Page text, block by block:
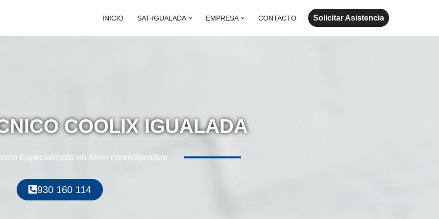
INICIO SAT-IGUALADA EMPRESA CONTACTO Solicitar Asistencia
COOLIX IGUALADA
Especializado en Aires condicionados
930 160 114